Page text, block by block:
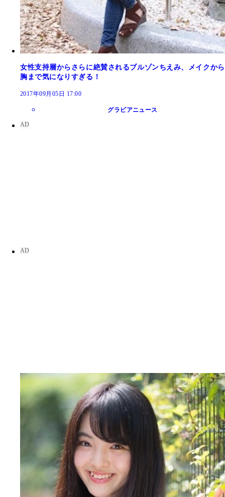
女性支持層からさらに絶賛されるブルゾンちえみ、メイクから
胸まで気になりすぎる！
2017年09月05日 17:00
グラビアニュース